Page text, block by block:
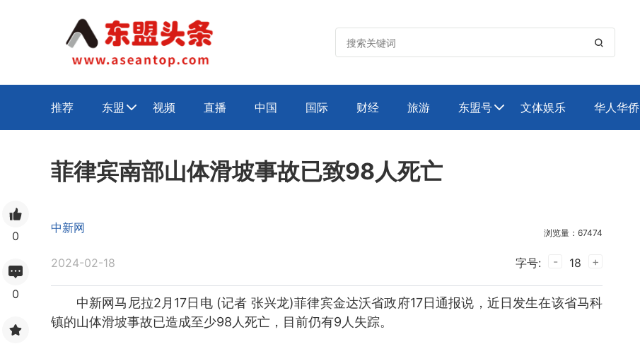

推荐 东盟  视频 直播 中国 国际 财经 旅游 东盟号 文体娱乐 华人华侨
0
0
菲律宾南部山体滑坡事故已致98人死亡
中新网 浏览量：67474
2024-02-18 字号: - 18 +
中新网马尼拉2月17日电 (记者 张兴龙)菲律宾金达沃省政府17日通报说，近日发生在该省马科
镇的山体滑坡事故已造成至少98人死亡，目前仍有9人失踪。